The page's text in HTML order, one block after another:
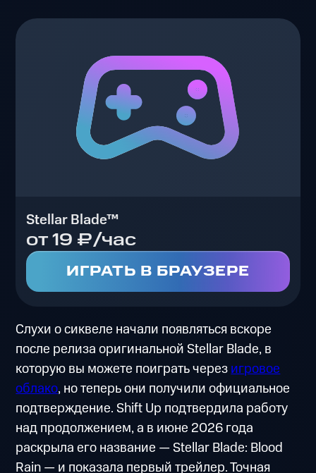
Stellar Blade™
от 19 ₽/час
ИГРАТЬ В БРАУЗЕРЕ
Слухи о сиквеле начали появляться вскоре
после релиза оригинальной Stellar Blade, в
которую вы можете поиграть черезигровое
облако, но теперь они получили официальное
подтверждение. Shift Up подтвердила работу
над продолжением, а в июне 2026 года
раскрыла его название — Stellar Blade: Blood
Rain — и показала первый трейлер. Точная